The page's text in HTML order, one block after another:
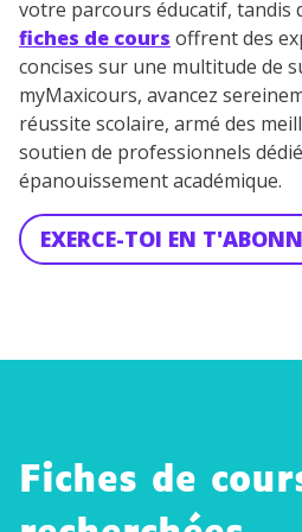
votre parcours éducatif, tandis
fiches de cours offrent des
concises sur une multitude de
myMaxicours, avancez
réussite scolaire, armé des
soutien de professionnels
épanouissement académique.
EXERCE-TOI EN
Fiches de
Roméo